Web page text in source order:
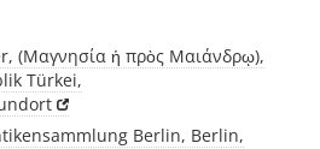
(Μαγνησία ἡ πρὸς Μαιάνδρῳ),
Türkei,
Berlin, Berlin,